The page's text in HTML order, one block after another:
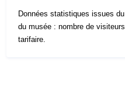
Données statistiques issues
du musée : nombre de
tarifaire.